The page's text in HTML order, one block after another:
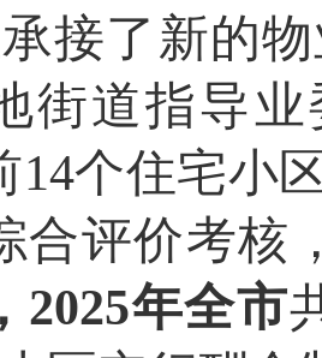
接了新的
街道指导
14个住宅小
合评价考核
2025年全市